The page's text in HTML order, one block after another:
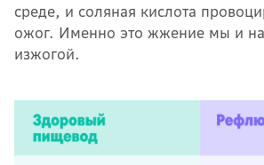
среде, и соляная кислота
ожог. Именно это жжение мы и
изжогой.